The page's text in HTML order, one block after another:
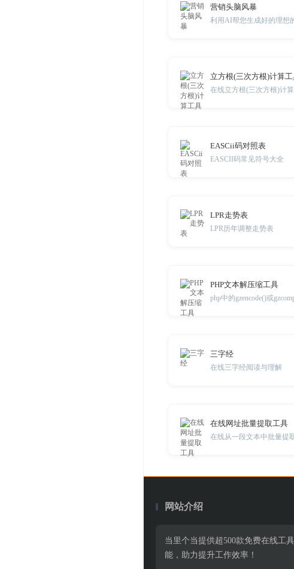
营销头脑风暴
利用AI帮您生成好的理想的
立方根(三次方根)计算
在线立方根(三次方根)计
EASCii码对照表
EASCII码常见符号大全
LPR走势表
LPR历年调整走势表
PHP文本解压缩工具
三字经
在线三字经阅读与理解
在线网址批量提取工具
在线从一段文本中批量提
网站介绍
当里个当提供超500款免费在线工
能，助力提升工作效率！